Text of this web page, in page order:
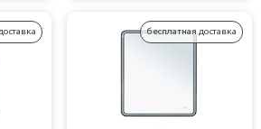
бесплатная доставка